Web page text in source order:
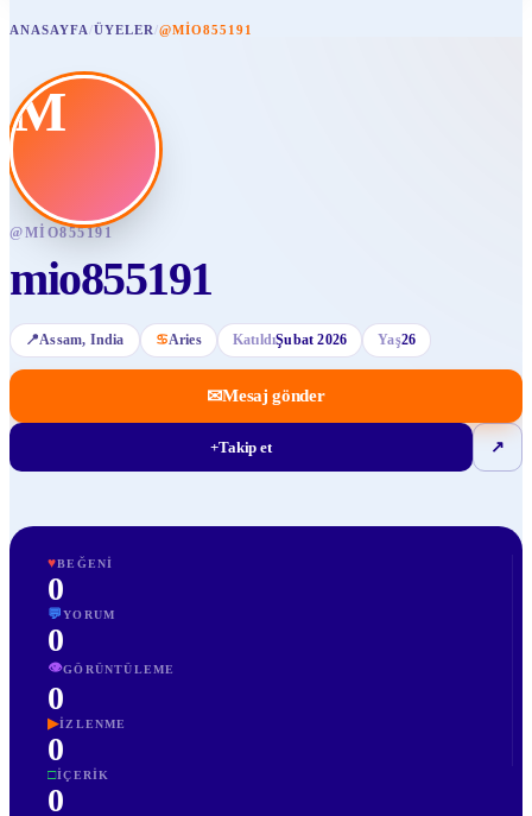
ANASAYFA/ÜYELER/@MIO855191
M
@MIO855191
mio855191
📍Assam, India ♋Aries KatıldıŞubat 2026 Yaş26
✉Mesaj gönder
+Takip et ↗
♥BEĞENI
0
💬YORUM
0
👁GÖRÜNTÜLEME
0
▶İZLENME
0
□İÇERIK
0